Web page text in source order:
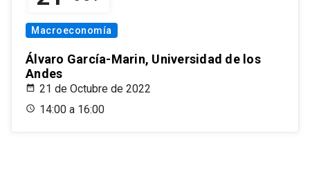
Macroeconomía
Álvaro García-Marin, Universidad de los
Andes
21 de Octubre de 2022
14:00 a 16:00